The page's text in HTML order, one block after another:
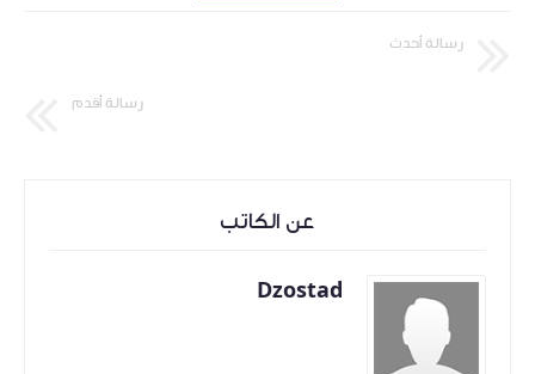
رسالة أحدث
رسالة أقدم
عن الكاتب
Dzostad